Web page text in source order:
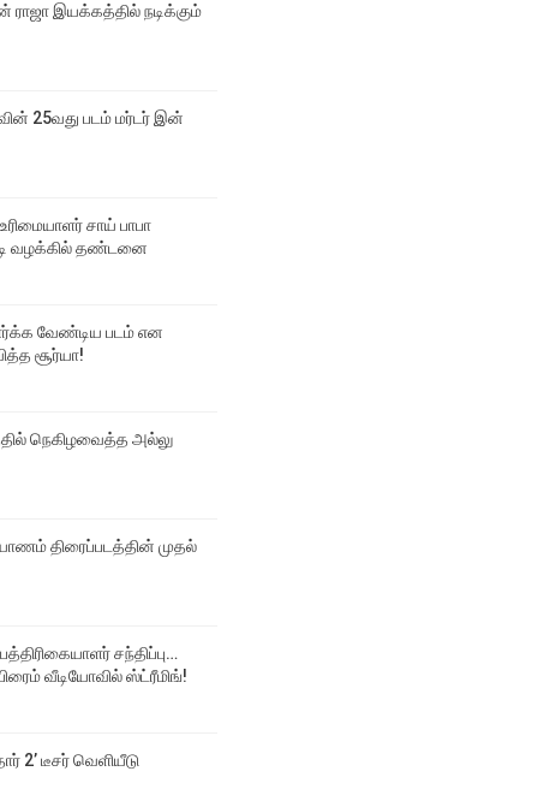
இயக்கத்தில் நடிக்கும்
25வது படம் மர்டர் இன்
சாய் பாபா
வழக்கில் தண்டனை
வேண்டிய படம் என
சூர்யா!
நெகிழவைத்த அல்லு
திரைப்படத்தின் முதல்
சந்திப்பு…
வீடியோவில் ஸ்ட்ரீமிங்!
2’ டீசர் வெளியீடு